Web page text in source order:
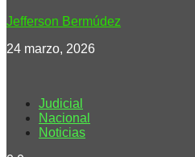
Jefferson Bermúdez
24 marzo, 2026
Judicial
Nacional
Noticias